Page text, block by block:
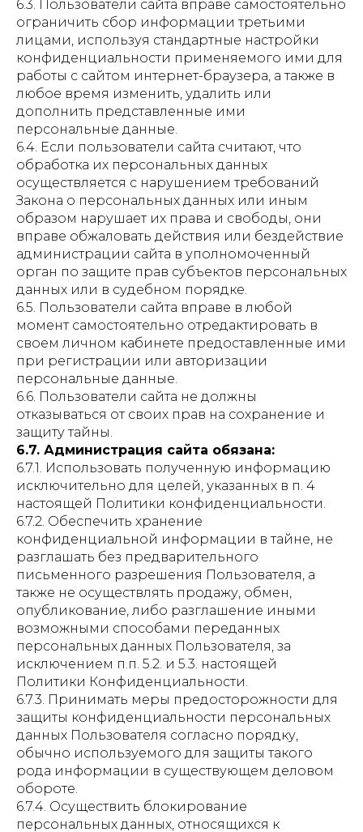
6.3. Пользователи сайта вправе самостоятельно
ограничить сбор информации третьими
лицами, используя стандартные настройки
конфиденциальности применяемого ими для
работы с сайтом интернет-браузера, а также в
любое время изменить, удалить или
дополнить представленные ими
персональные данные.
6.4. Если пользователи сайта считают, что
обработка их персональных данных
осуществляется с нарушением требований
Закона о персональных данных или иным
образом нарушает их права и свободы, они
вправе обжаловать действия или бездействие
администрации сайта в уполномоченный
орган по защите прав субъектов персональных
данных или в судебном порядке.
6.5. Пользователи сайта вправе в любой
момент самостоятельно отредактировать в
своем личном кабинете предоставленные ими
при регистрации или авторизации
персональные данные.
6.6. Пользователи сайта не должны
отказываться от своих прав на сохранение и
защиту тайны.
6.7. Администрация сайта обязана:
6.7.1. Использовать полученную информацию
исключительно для целей, указанных в п. 4
настоящей Политики конфиденциальности.
6.7.2. Обеспечить хранение
конфиденциальной информации в тайне, не
разглашать без предварительного
письменного разрешения Пользователя, а
также не осуществлять продажу, обмен,
опубликование, либо разглашение иными
возможными способами переданных
персональных данных Пользователя, за
исключением п.п. 5.2. и 5.3. настоящей
Политики Конфиденциальности.
6.7.3. Принимать меры предосторожности для
защиты конфиденциальности персональных
данных Пользователя согласно порядку,
обычно используемого для защиты такого
рода информации в существующем деловом
обороте.
6.7.4. Осуществить блокирование
персональных данных, относящихся к